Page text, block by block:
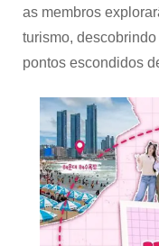
as membros
turismo,
pontos escondidos